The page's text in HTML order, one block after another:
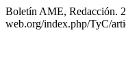
Boletín AME, Redacción.
web.org/index.php/TyC/